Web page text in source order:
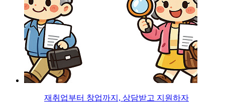
재취업부터 창업까지, 상담받고 지원하자